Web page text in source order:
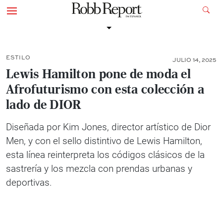
ESTILO JULIO 14, 2025
Lewis Hamilton pone de moda el
Afrofuturismo con esta colección a
lado de DIOR
Diseñada por Kim Jones, director artístico de Dior
Men, y con el sello distintivo de Lewis Hamilton,
esta línea reinterpreta los códigos clásicos de la
sastrería y los mezcla con prendas urbanas y
deportivas.